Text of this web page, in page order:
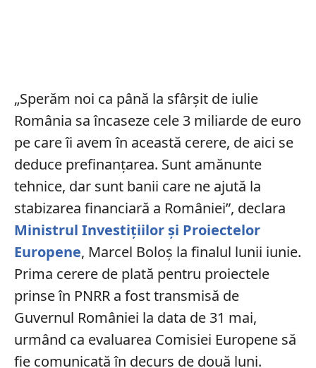
„Sperăm noi ca până la sfârşit de iulie
România sa încaseze cele 3 miliarde de euro
pe care îi avem în această cerere, de aici se
deduce prefinanţarea. Sunt amănunte
tehnice, dar sunt banii care ne ajută la
stabizarea financiară a României”, declara
Ministrul Investițiilor și Proiectelor
Europene, Marcel Boloș la finalul lunii iunie.
Prima cerere de plată pentru proiectele
prinse în PNRR a fost transmisă de
Guvernul României la data de 31 mai,
urmând ca evaluarea Comisiei Europene să
fie comunicată în decurs de două luni.